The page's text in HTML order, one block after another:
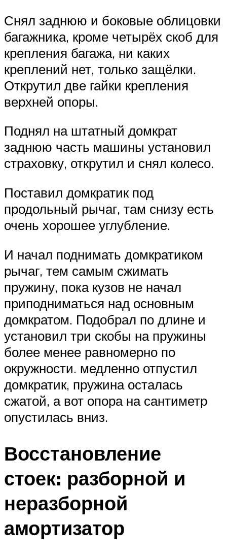
Снял заднюю и боковые облицовки
багажника, кроме четырёх скоб для
крепления багажа, ни каких
креплений нет, только защёлки.
Открутил две гайки крепления
верхней опоры.
Поднял на штатный домкрат
заднюю часть машины установил
страховку, открутил и снял колесо.
Поставил домкратик под
продольный рычаг, там снизу есть
очень хорошее углубление.
И начал поднимать домкратиком
рычаг, тем самым сжимать
пружину, пока кузов не начал
приподниматься над основным
домкратом. Подобрал по длине и
установил три скобы на пружины
более менее равномерно по
окружности. медленно отпустил
домкратик, пружина осталась
сжатой, а вот опора на сантиметр
опустилась вниз.
Восстановление
стоек: разборной и
неразборной
амортизатор